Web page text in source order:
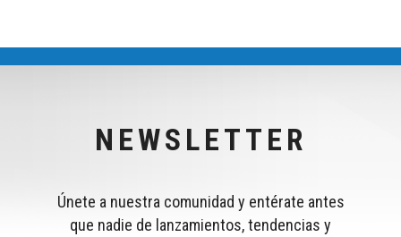
NEWSLETTER
Únete a nuestra comunidad y entérate antes
que nadie de lanzamientos, tendencias y